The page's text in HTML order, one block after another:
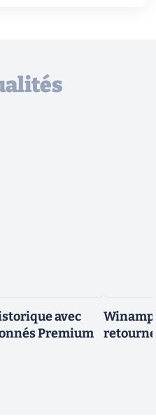
avec
Premium
retourne